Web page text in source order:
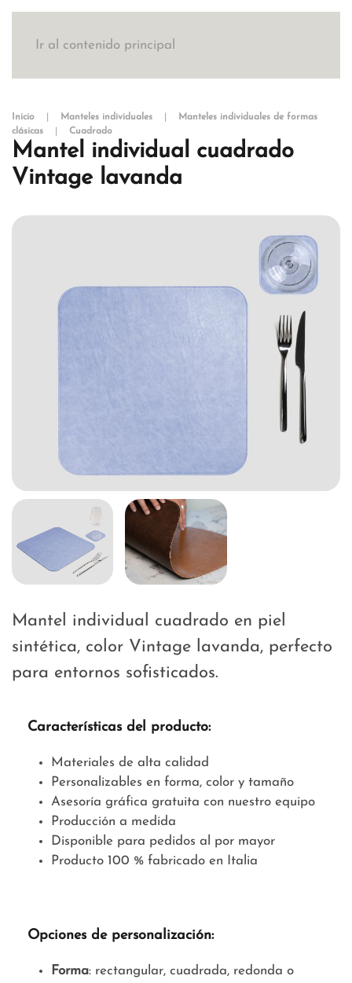
Ir al contenido principal
Inicio Manteles individuales
Manteles individuales de formas
clásicas
Cuadrado
Mantel individual cuadrado
Vintage lavanda
Mantel individual cuadrado en piel
sintética, color Vintage lavanda, perfecto
para entornos sofisticados.
Características del producto:
Materiales de alta calidad
Personalizables en forma, color y tamaño
Asesoría gráfica gratuita con nuestro equipo
Producción a medida
Disponible para pedidos al por mayor
Producto 100 % fabricado en Italia
Opciones de personalización:
Forma: rectangular, cuadrada, redonda o